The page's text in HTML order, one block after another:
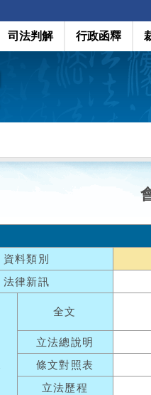
司法判解 行政函釋
資料類別
法律新訊
全文
立法總說明
條文對照表
立法歷程